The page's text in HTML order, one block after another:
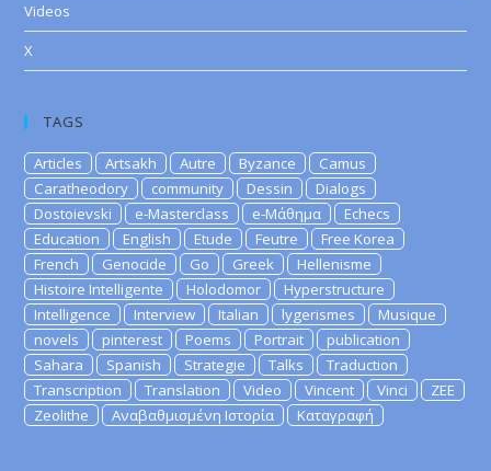
Videos
X
TAGS
Articles Artsakh Autre Byzance
Camus
Caratheodory
community Dessin
Dialogs
Dostoievski
e-Masterclass e-Μάθημα
Echecs
Education
English Etude Feutre
Free Korea
French
Genocide Go Greek
Hellenisme
Histoire Intelligente
Holodomor
Hyperstructure
Intelligence
Interview Italian lygerismes
Musique
novels
pinterest Poems Portrait
publication
Sahara
Spanish Strategie Talks
Traduction
Transcription
Translation Video Vincent Vinci
ZEE
Zeolithe
Αναβαθμισμένη Ιστορία Καταγραφή